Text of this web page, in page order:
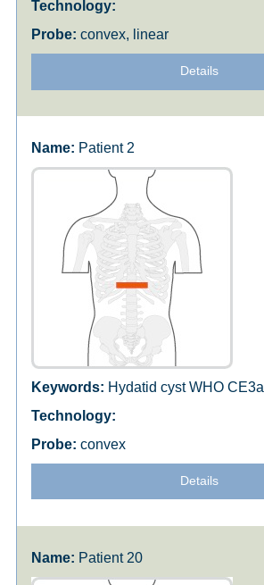
convex, linear
Details
Patient 2
Hydatid cyst WHO CE3a
convex
Details
Patient 20